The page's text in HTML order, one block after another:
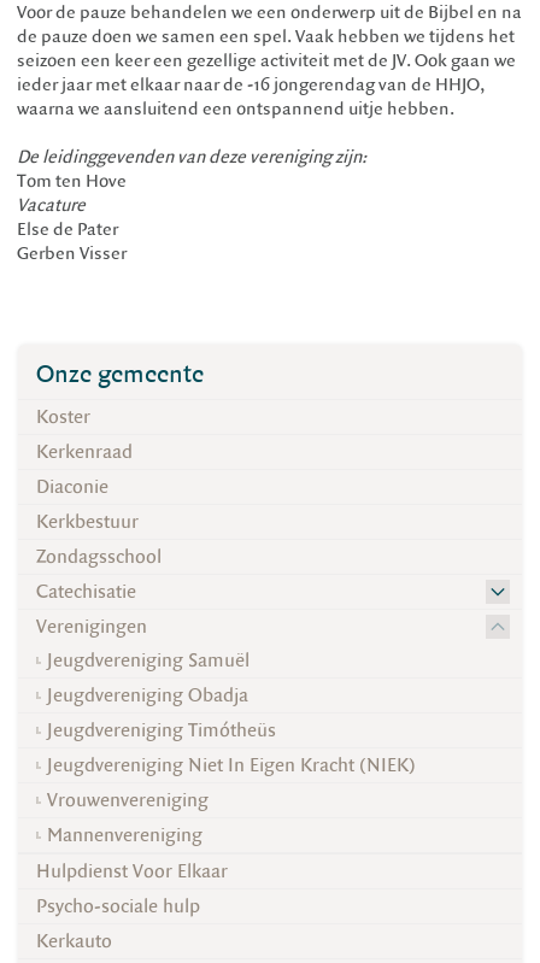
Voor de pauze behandelen we een onderwerp uit de Bijbel en na
de pauze doen we samen een spel. Vaak hebben we tijdens het
seizoen een keer een gezellige activiteit met de JV. Ook gaan we
ieder jaar met elkaar naar de -16 jongerendag van de HHJO,
waarna we aansluitend een ontspannend uitje hebben.
De leidinggevenden van deze vereniging zijn:
Tom ten Hove
Vacature
Else de Pater
Gerben Visser
Onze gemeente
Koster
Kerkenraad
Diaconie
Kerkbestuur
Zondagsschool
Catechisatie
Verenigingen
Jeugdvereniging Samuël
Jeugdvereniging Obadja
Jeugdvereniging Timótheüs
Jeugdvereniging Niet In Eigen Kracht (NIEK)
Vrouwenvereniging
Mannenvereniging
Hulpdienst Voor Elkaar
Psycho-sociale hulp
Kerkauto